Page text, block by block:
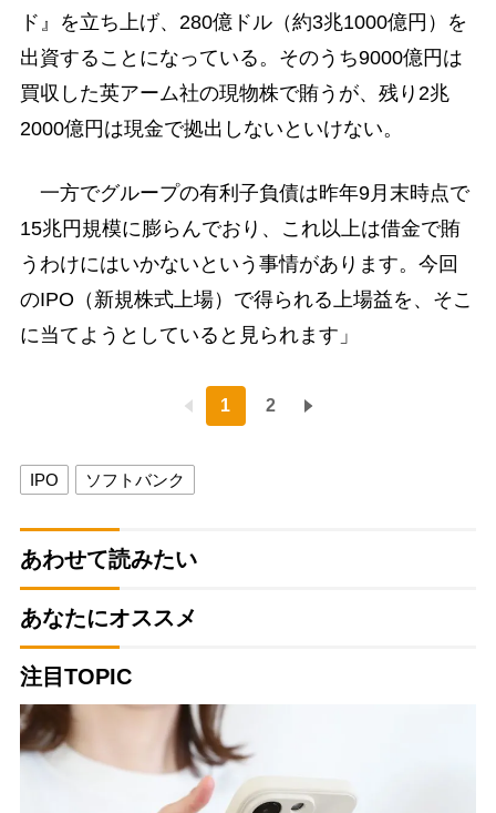
ド』を立ち上げ、280億ドル（約3兆1000億円）を
出資することになっている。そのうち9000億円は
買収した英アーム社の現物株で賄うが、残り2兆
2000億円は現金で拠出しないといけない。
一方でグループの有利子負債は昨年9月末時点で
15兆円規模に膨らんでおり、これ以上は借金で賄
うわけにはいかないという事情があります。今回
のIPO（新規株式上場）で得られる上場益を、そこ
に当てようとしていると見られます」
1 2
IPO ソフトバンク
あわせて読みたい
あなたにオススメ
注目TOPIC